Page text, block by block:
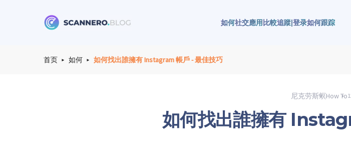
如何社交應用 比較追蹤|登录如何跟踪
首页 如何 如何找出誰擁有 Instagram 帳戶 - 最佳技巧
尼克劳斯螟How To
如何找出誰擁有